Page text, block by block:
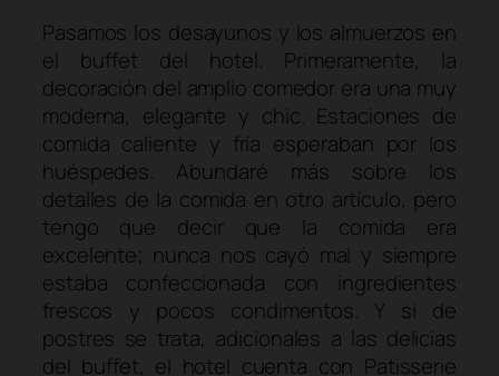
Pasamos los desayunos y los almuerzos en
el buffet del hotel. Primeramente, la
decoración del amplio comedor era una muy
moderna, elegante y chic. Estaciones de
comida caliente y fría esperaban por los
huéspedes. Abundaré más sobre los
detalles de la comida en otro artículo, pero
tengo que decir que la comida era
excelente; nunca nos cayó mal y siempre
estaba confeccionada con ingredientes
frescos y pocos condimentos. Y si de
postres se trata, adicionales a las delicias
del buffet, el hotel cuenta con Patisserie